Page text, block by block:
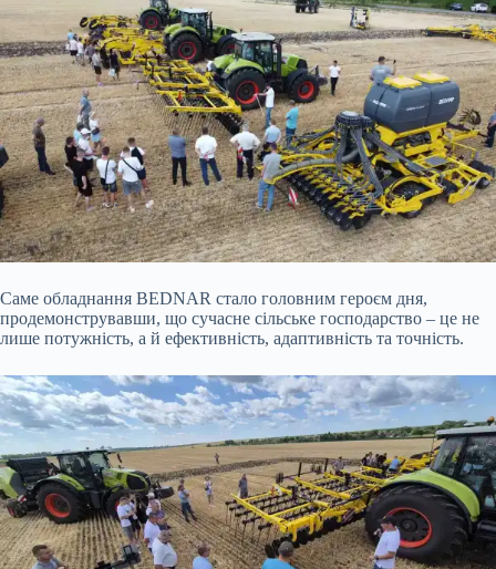
Саме обладнання BEDNAR стало головним героєм дня,
продемонструвавши, що сучасне сільське господарство – це не
лише потужність, а й ефективність, адаптивність та точність.